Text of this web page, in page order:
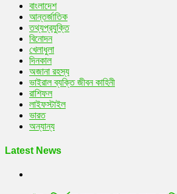
বাংলাদেশ
আন্তর্জাতিক
তথ্যপ্রযুক্তি
বিনোদন
খেলাধুলা
দিনকাল
অজানা রহস্য
ভাইরাল ব্যক্তি জীবন কাহিনী
রাশিফল
লাইফস্টাইল
ভারত
অন্যান্য
Latest News